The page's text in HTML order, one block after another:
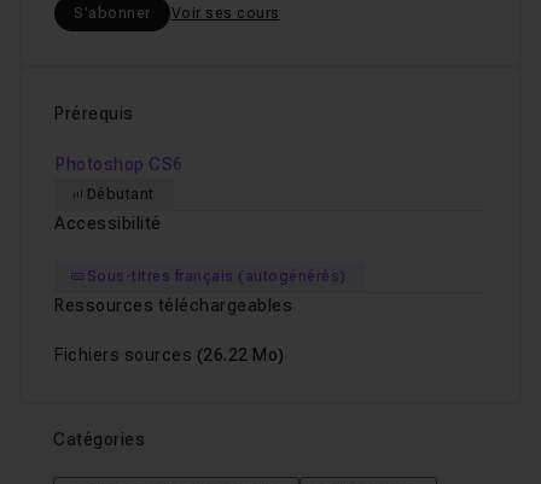
S'abonner Voir ses cours
Prérequis
Photoshop CS6
Débutant
Accessibilité
Sous-titres français (autogénérés)
Ressources téléchargeables
Fichiers sources (26.22 Mo)
Catégories